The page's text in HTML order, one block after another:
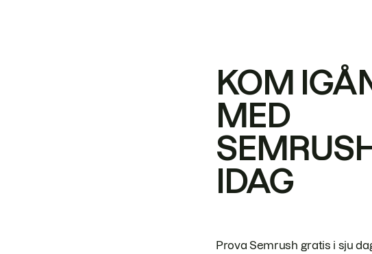
KOM
MED
IDAG
Prova Semrush gratis i sju